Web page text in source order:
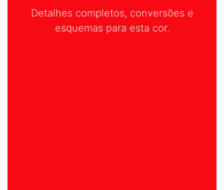
Detalhes completos, conversões e
esquemas para esta cor.